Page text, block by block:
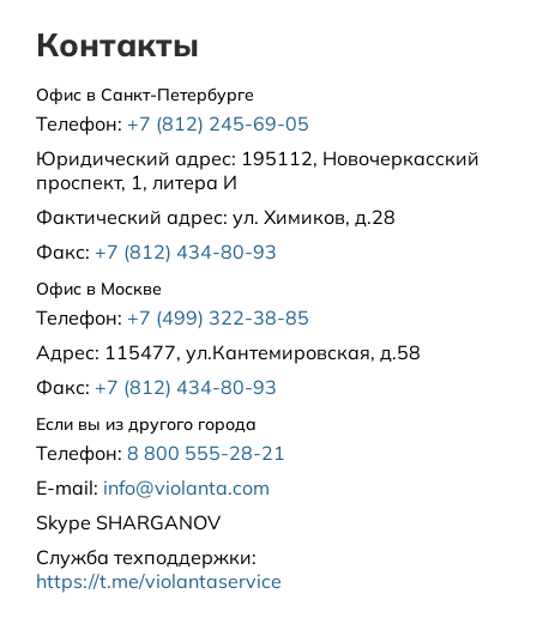
Контакты
Офис в Санкт-Петербурге
Телефон: +7 (812) 245-69-05
Юридический адрес: 195112, Новочеркасский
проспект, 1, литера И
Фактический адрес: ул. Химиков, д.28
Факс: +7 (812) 434-80-93
Офис в Москве
Телефон: +7 (499) 322-38-85
Адрес: 115477, ул.Кантемировская, д.58
Факс: +7 (812) 434-80-93
Если вы из другого города
Телефон: 8 800 555-28-21
E-mail: info@violanta.com
Skype SHARGANOV
Служба техподдержки:
https://t.me/violantaservice